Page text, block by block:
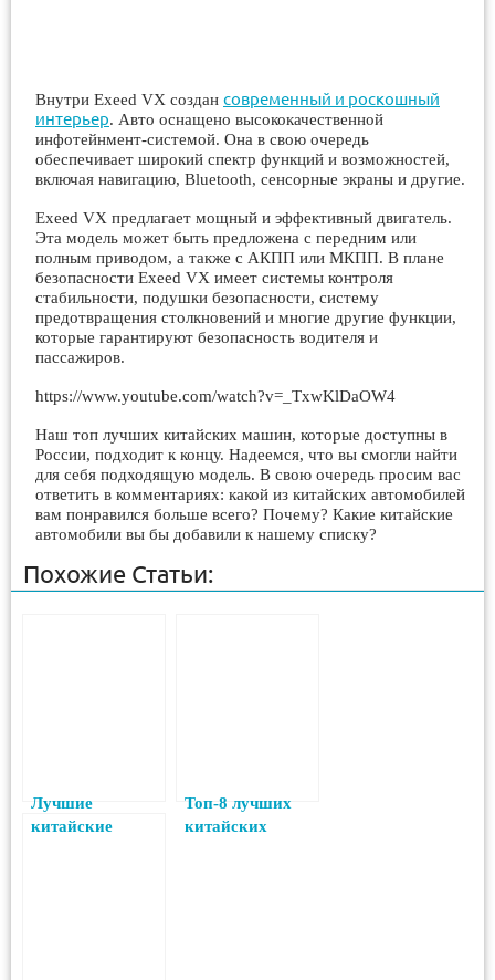
Внутри Exeed VX создан современный и роскошный
интерьер. Авто оснащено высококачественной
инфотейнмент-системой. Она в свою очередь
обеспечивает широкий спектр функций и возможностей,
включая навигацию, Bluetooth, сенсорные экраны и другие.
Exeed VX предлагает мощный и эффективный двигатель.
Эта модель может быть предложена с передним или
полным приводом, а также с АКПП или МКПП. В плане
безопасности Exeed VX имеет системы контроля
стабильности, подушки безопасности, систему
предотвращения столкновений и многие другие функции,
которые гарантируют безопасность водителя и
пассажиров.
https://www.youtube.com/watch?v=_TxwKlDaOW4
Наш топ лучших китайских машин, которые доступны в
России, подходит к концу. Надеемся, что вы смогли найти
для себя подходящую модель. В свою очередь просим вас
ответить в комментариях: какой из китайских автомобилей
вам понравился больше всего? Почему? Какие китайские
автомобили вы бы добавили к нашему списку?
Похожие Статьи:
Лучшие
китайские
Топ-8 лучших
китайских